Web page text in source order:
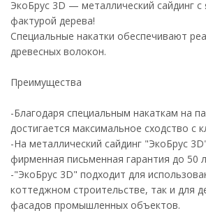
ЭкоБрус 3D — металлический сайдинг
фактурой дерева!
Специальные накатки обеспечивают
древесных волокон.
Преимущества
-Благодаря специальным накаткам на
достигается максимальное сходство с
-На металлический сайдинг "ЭкоБрус
фирменная письменная гарантия до 50
-"ЭкоБрус 3D" подходит для
коттеджном строительстве, так и для
фасадов промышленных объектов.